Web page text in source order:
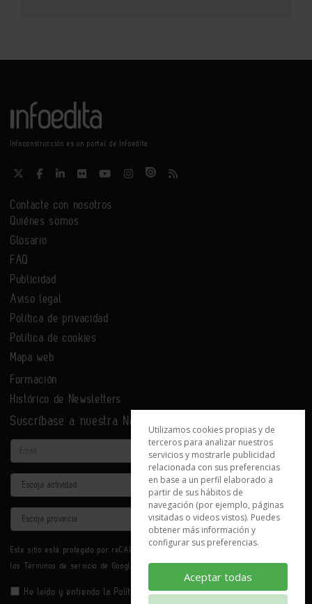
Infoconstrucción es un portal de Infoedita
Contacte con nosotros
Quiénes somos
Glosario
FAQ
Publicidad
Aviso legal
Política de privacidad
Política de cookies
Mapa web
Formación
Histórico de Newsletters
Suscríbase a nuestra Newsletter
Email
Actividad
Provincia
Este sitio está protegido por reCAPTCHA y se aplican la
los Términos de servicio de Google.
He leído y entiendo la Política de Privacidad
Utilizamos cookies propias y de
terceros para analizar nuestros
servicios y mostrarle publicidad
relacionada con sus preferencias
en base a un perfil elaborado a
partir de sus hábitos de
navegación (por ejemplo, páginas
visitadas o videos vistos). Puedes
obtener más información y
configurar sus preferencias.
Aceptar todas